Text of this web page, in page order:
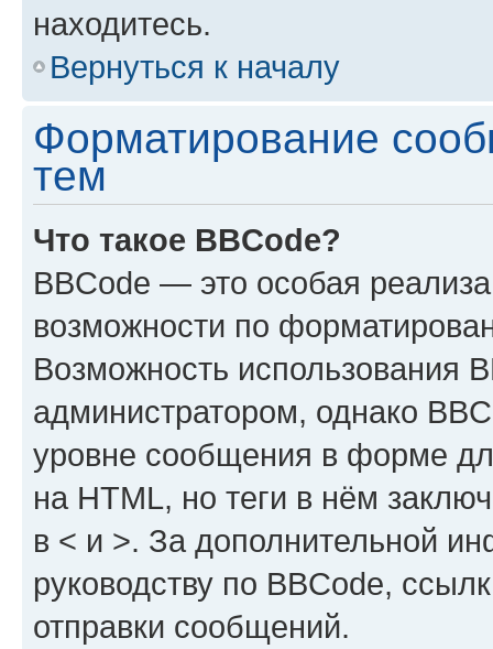
находитесь.
Вернуться к началу
Форматирование
тем
Что такое BBCode?
BBCode — это особая
возможности по
Возможность использования
администратором, однако
уровне сообщения в форме
на HTML, но теги в нём
в < и >. За дополнительной
руководству по BBCode,
отправки сообщений.